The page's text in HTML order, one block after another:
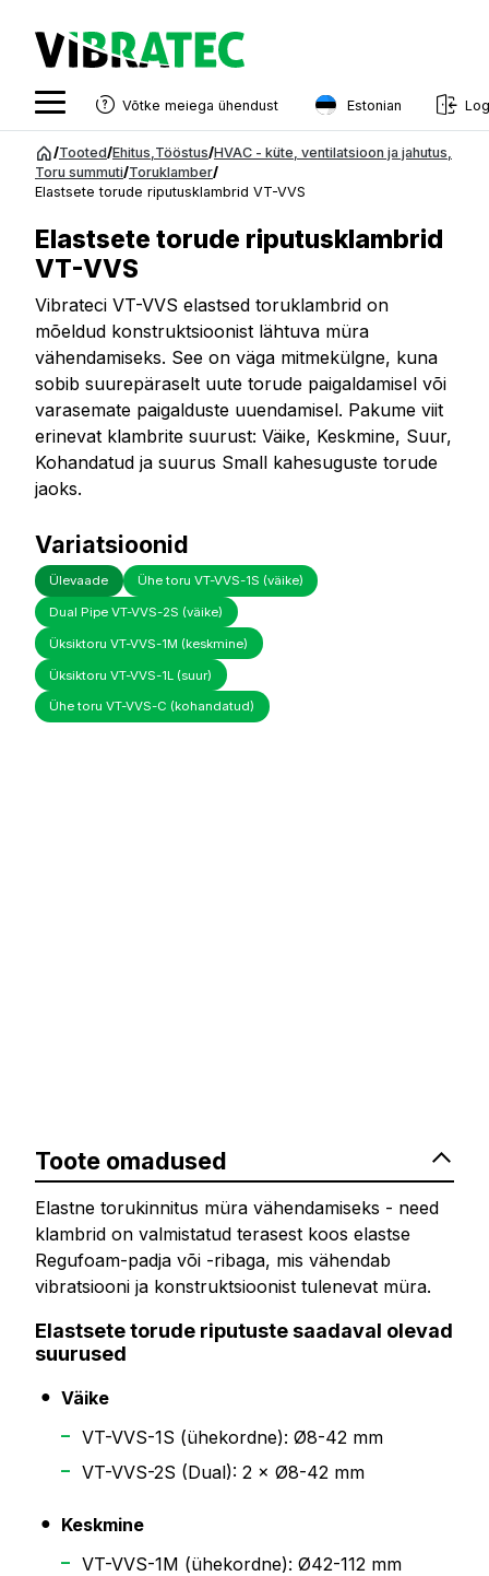
Hüppa
juurde
Võtke meiega ühendust Estonian
English
Norwegian
Estonian
Finnish
Danish
/Tooted/Ehitus Tööstus/HVAC - küte, ventilatsioon ja jahutus
Toru summuti/Toruklamber/
Elastsete torude riputusklambrid VT-VVS
Elastsete torude riputusklambrid
VT-VVS
Vibrateci VT-VVS elastsed toruklambrid on
mõeldud konstruktsioonist lähtuva müra
vähendamiseks. See on väga mitmekülgne, kuna
sobib suurepäraselt uute torude paigaldamisel või
varasemate paigalduste uuendamisel. Pakume viit
erinevat klambrite suurust: Väike, Keskmine, Suur,
Kohandatud ja suurus Small kahesuguste torude
jaoks.
Variatsioonid
Ülevaade Ühe toru VT-VVS-1S (väike)
Dual Pipe VT-VVS-2S (väike)
Üksiktoru VT-VVS-1M (keskmine)
Üksiktoru VT-VVS-1L (suur)
Ühe toru VT-VVS-C (kohandatud)
Toote omadused
Elastne torukinnitus müra vähendamiseks - need
klambrid on valmistatud terasest koos elastse
Regufoam-padja või -ribaga, mis vähendab
vibratsiooni ja konstruktsioonist tulenevat müra.
Elastsete torude riputuste saadaval olevad
suurused
Väike
VT-VVS-1S (ühekordne): Ø8-42 mm
VT-VVS-2S (Dual): 2 × Ø8-42 mm
Keskmine
VT-VVS-1M (ühekordne): Ø42-112 mm